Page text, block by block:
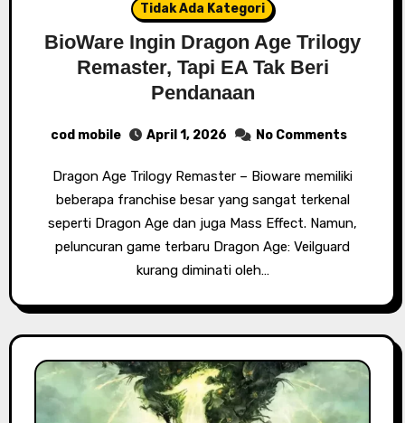
Tidak Ada Kategori
BioWare Ingin Dragon Age Trilogy
Remaster, Tapi EA Tak Beri
Pendanaan
cod mobile April 1, 2026 No Comments
Dragon Age Trilogy Remaster – Bioware memiliki
beberapa franchise besar yang sangat terkenal
seperti Dragon Age dan juga Mass Effect. Namun,
peluncuran game terbaru Dragon Age: Veilguard
kurang diminati oleh…